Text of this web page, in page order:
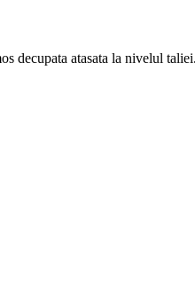
decupata atasata la nivelul